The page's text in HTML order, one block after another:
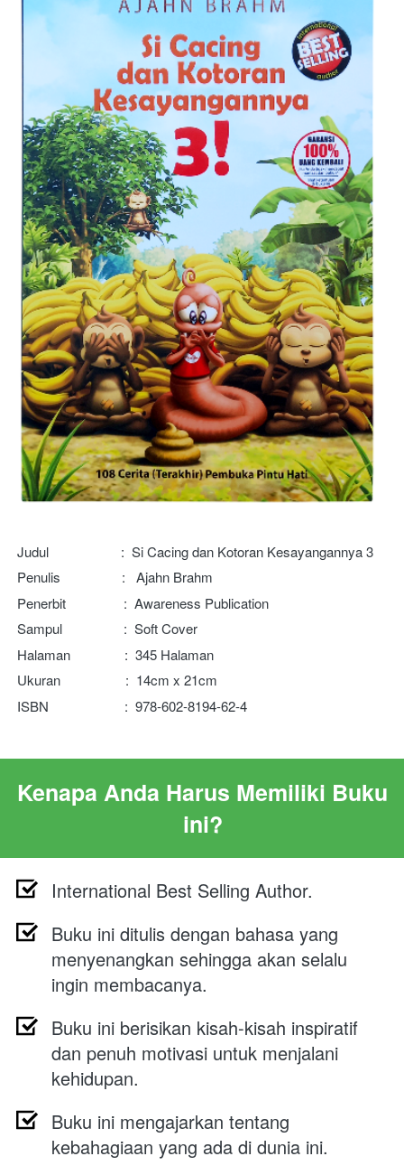
Judul                    :  Si Cacing dan Kotoran Kesayangannya 3
Penulis                 :   Ajahn Brahm
Penerbit                :  Awareness Publication
Sampul                 :  Soft Cover
Halaman               :  345 Halaman
Ukuran                  :  14cm x 21cm
ISBN                     : 978-602-8194-62-4
Kenapa Anda Harus Memiliki Buku
ini?
International Best Selling Author.
Buku ini ditulis dengan bahasa yang
menyenangkan sehingga akan selalu
ingin membacanya.
Buku ini berisikan kisah-kisah inspiratif
dan penuh motivasi untuk menjalani
kehidupan.
Buku ini mengajarkan tentang
kebahagiaan yang ada di dunia ini.